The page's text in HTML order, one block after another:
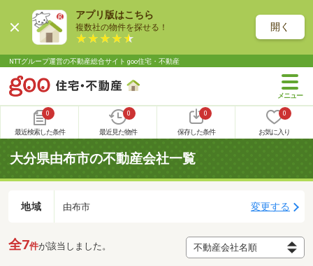
アプリ版はこちら
複数社の物件を探せる！ 開く
NTTグループ運営の不動産総合サイト goo住宅・不動産
0
最近検索した条件
0
最近見た物件
0
保存した条件
0
お気に入り
大分県由布市の不動産会社一覧
地域 由布市 変更する
全7件が該当しました。